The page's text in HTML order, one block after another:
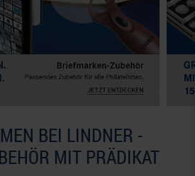
BEI LINDNER -
MIT PRÄDIKAT